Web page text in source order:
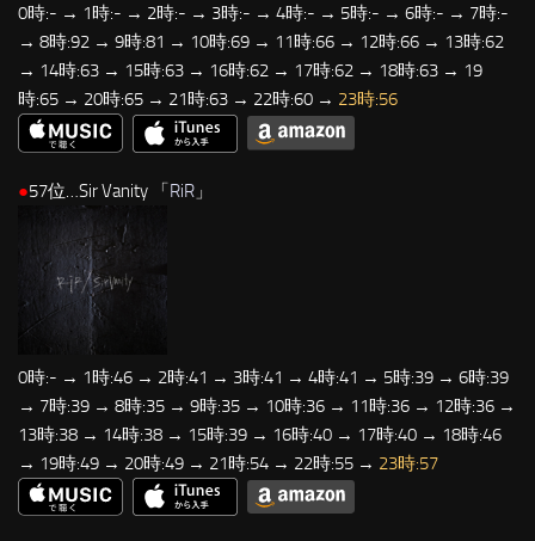
0時:- → 1時:- → 2時:- → 3時:- → 4時:- → 5時:- → 6時:- → 7時:-
→ 8時:92 → 9時:81 → 10時:69 → 11時:66 → 12時:66 → 13時:62
→ 14時:63 → 15時:63 → 16時:62 → 17時:62 → 18時:63 → 19
時:65 → 20時:65 → 21時:63 → 22時:60 → 23時:56
●57位…Sir Vanity 「RiR 」
0時:- → 1時:46 → 2時:41 → 3時:41 → 4時:41 → 5時:39 → 6時:39
→ 7時:39 → 8時:35 → 9時:35 → 10時:36 → 11時:36 → 12時:36 →
13時:38 → 14時:38 → 15時:39 → 16時:40 → 17時:40 → 18時:46
→ 19時:49 → 20時:49 → 21時:54 → 22時:55 → 23時:57